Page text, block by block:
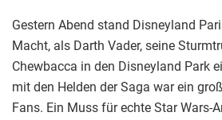
Gestern Abend stand Disneyland
Macht, als Darth Vader, seine
Chewbacca in den Disneyland Park
mit den Helden der Saga war ein
Fans. Ein Muss für echte Star Wars-